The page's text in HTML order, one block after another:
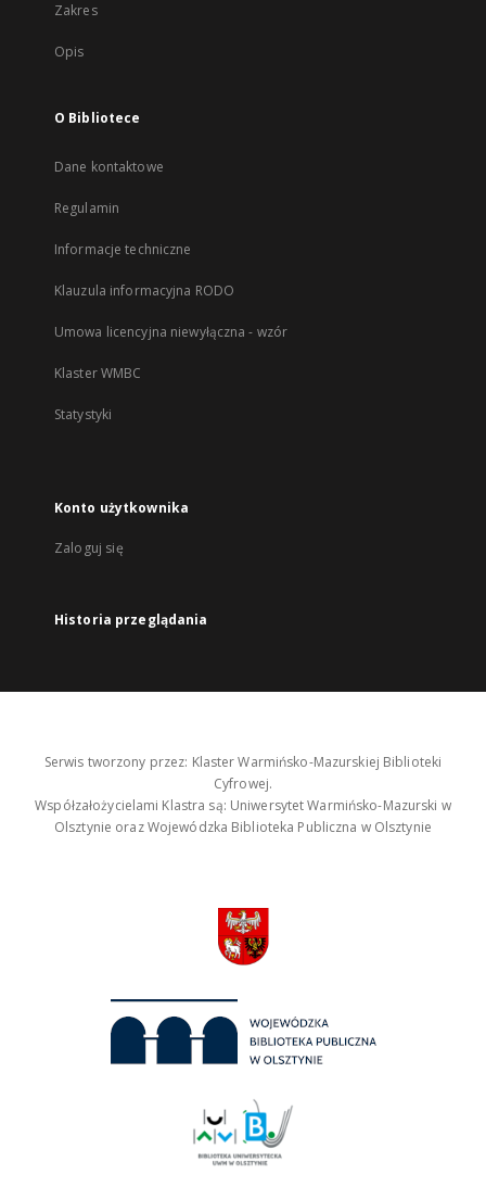
Zakres
Opis
O Bibliotece
Dane kontaktowe
Regulamin
Informacje techniczne
Klauzula informacyjna RODO
Umowa licencyjna niewyłączna - wzór
Klaster WMBC
Statystyki
Konto użytkownika
Zaloguj się
Historia przeglądania
Serwis tworzony przez: Klaster Warmińsko-Mazurskiej Biblioteki
Cyfrowej.
Współzałożycielami Klastra są: Uniwersytet Warmińsko-Mazurski w
Olsztynie oraz Wojewódzka Biblioteka Publiczna w Olsztynie